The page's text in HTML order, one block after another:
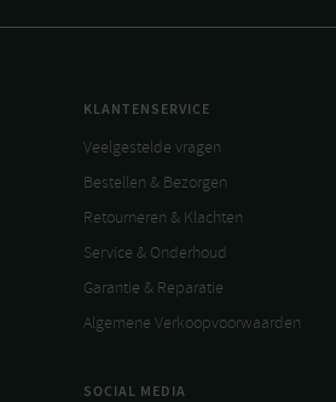
KLANTENSERVICE
Veelgestelde vragen
Bestellen & Bezorgen
Retourneren & Klachten
Service & Onderhoud
Garantie & Reparatie
Algemene Verkoopvoorwaarden
SOCIAL MEDIA